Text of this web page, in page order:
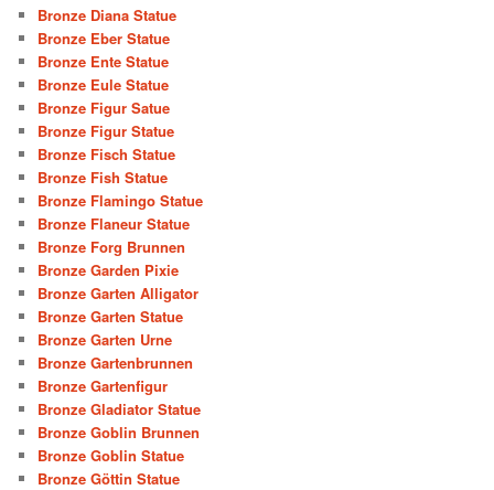
Bronze Diana Statue
Bronze Eber Statue
Bronze Ente Statue
Bronze Eule Statue
Bronze Figur Satue
Bronze Figur Statue
Bronze Fisch Statue
Bronze Fish Statue
Bronze Flamingo Statue
Bronze Flaneur Statue
Bronze Forg Brunnen
Bronze Garden Pixie
Bronze Garten Alligator
Bronze Garten Statue
Bronze Garten Urne
Bronze Gartenbrunnen
Bronze Gartenfigur
Bronze Gladiator Statue
Bronze Goblin Brunnen
Bronze Goblin Statue
Bronze Göttin Statue